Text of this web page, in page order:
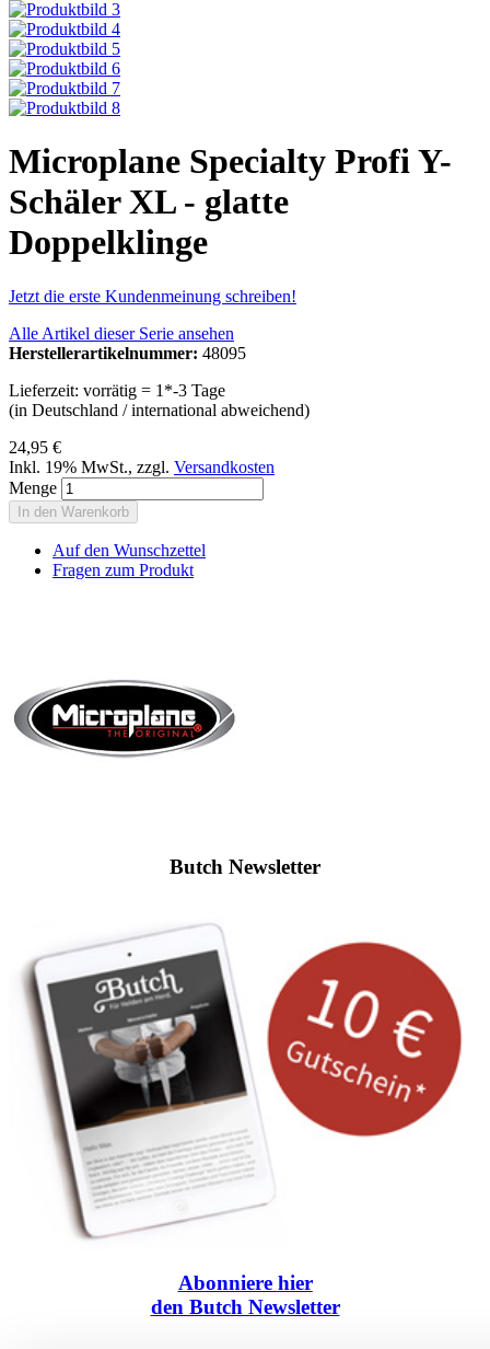
Microplane Specialty Profi Y-
Schäler XL - glatte
Doppelklinge
Jetzt die erste Kundenmeinung schreiben!
Alle Artikel dieser Serie ansehen
Herstellerartikelnummer: 48095
Lieferzeit: vorrätig = 1*-3 Tage
(in Deutschland / international abweichend)
24,95 €
Inkl. 19% MwSt., zzgl. Versandkosten
Menge
In den Warenkorb
Auf den Wunschzettel
Fragen zum Produkt
Butch Newsletter
Abonniere hier
den Butch Newsletter